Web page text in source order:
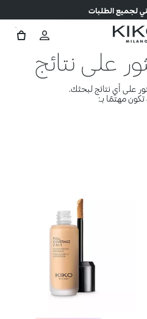
لجميع الطلبات
على نتائج
على أي نتائج لبحثك.
مهتمًا بـ: